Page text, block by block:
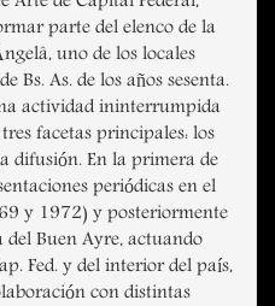
parte del elenco de la
uno de los locales
Bs. As. de los años sesenta.
actividad ininterrumpida
facetas principales: los
difusión. En la primera de
periódicas en el
y 1972) y posteriormente
Buen Ayre, actuando
Fed. y del interior del país,
con distintas